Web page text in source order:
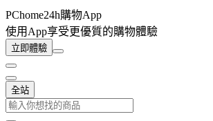
PChome24h購物App
使用App享受更優質的購物體驗
立即體驗
全站